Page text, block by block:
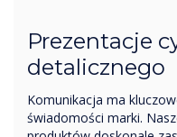
Prezentacje
detalicznego
Komunikacja ma
świadomości marki.